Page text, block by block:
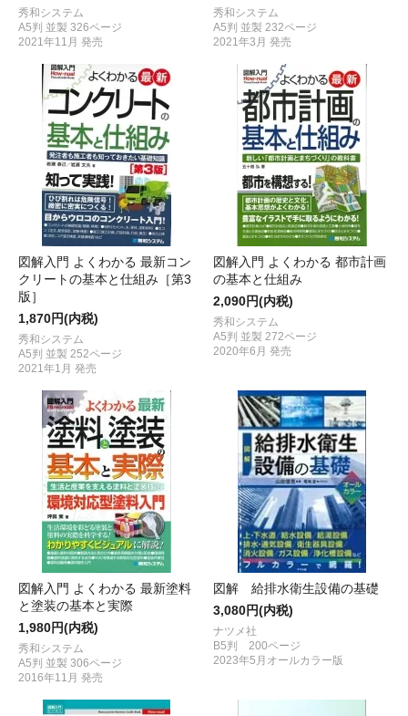
秀和システム
A5判 並製 326ページ
2021年11月 発売
秀和システム
A5判 並製 232ページ
2021年3月 発売
図解入門 よくわかる 最新コン
クリートの基本と仕組み［第3
版］
1,870円(内税)
秀和システム
A5判 並製 252ページ
2021年1月 発売
図解入門 よくわかる 都市計画
の基本と仕組み
2,090円(内税)
秀和システム
A5判 並製 272ページ
2020年6月 発売
図解入門 よくわかる 最新塗料
と塗装の基本と実際
1,980円(内税)
秀和システム
A5判 並製 306ページ
2016年11月 発売
図解 給排水衛生設備の基礎
3,080円(内税)
ナツメ社
B5判 200ページ
2023年5月オールカラー版